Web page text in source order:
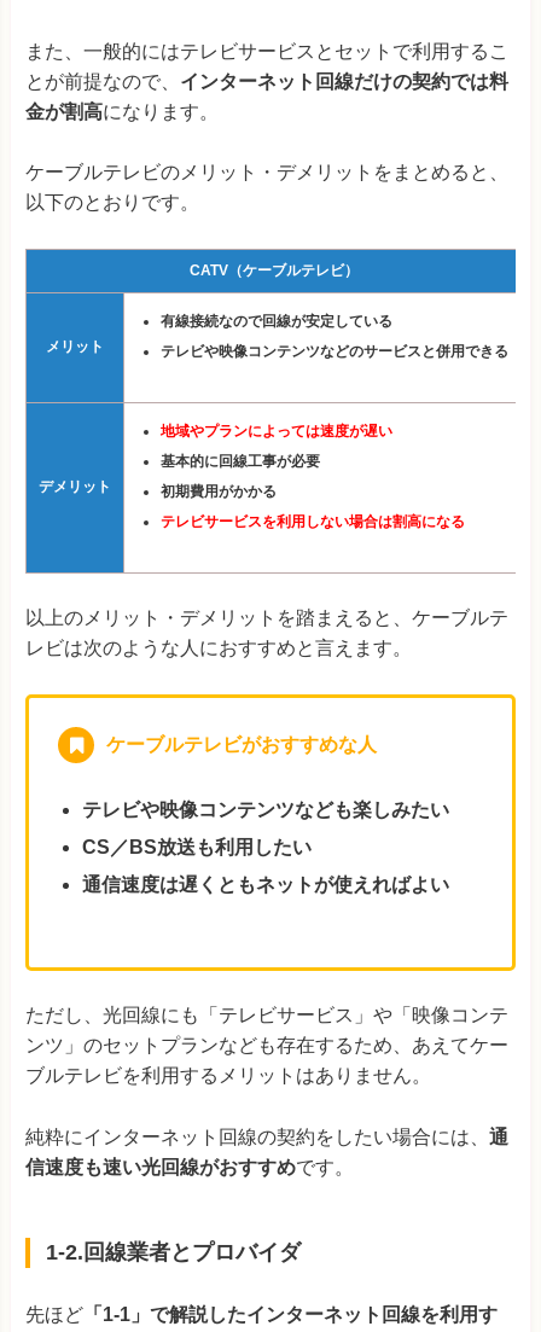
また、一般的にはテレビサービスとセットで利用するこ
とが前提なので、 インターネット回線だけの契約では料
金が割高になります。
ケーブルテレビのメリット・デメリットをまとめると、
以下のとおりです。
CATV（ケーブルテレビ）
メリット
有線接続なので回線が安定している
テレビや映像コンテンツなどのサービスと併用できる
デメリット
地域やプランによっては速度が遅い
基本的に回線工事が必要
初期費用がかかる
テレビサービスを利用しない場合は割高になる
以上のメリット・デメリットを踏まえると、ケーブルテ
レビは次のような人におすすめと言えます。
ケーブルテレビがおすすめな人
テレビや映像コンテンツなども楽しみたい
CS／BS放送も利用したい
通信速度は遅くともネットが使えればよい
ただし、光回線にも「テレビサービス」や「映像コンテ
ンツ」のセットプランなども存在するため、あえてケー
ブルテレビを利用するメリットはありません。
純粋にインターネット回線の契約をしたい場合には、 通
信速度も速い光回線がおすすめです。
1-2.回線業者とプロバイダ
先ほど 「1-1」で解説したインターネット回線を利用す